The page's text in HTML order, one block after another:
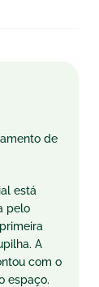
de
está
pelo
A
com o
espaço.